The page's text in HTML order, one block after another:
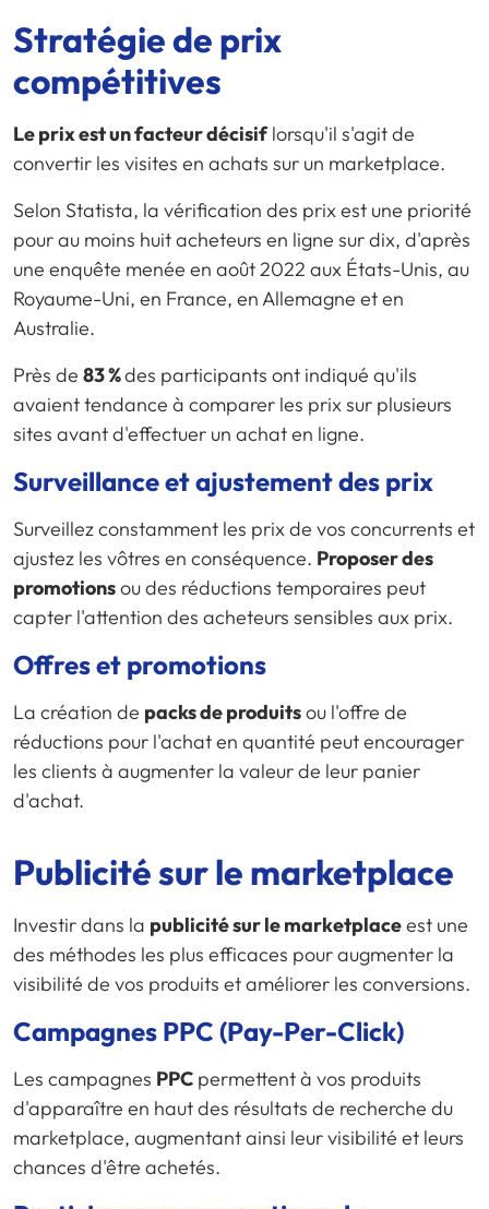
Stratégie de prix
compétitives
Le prix est un facteur décisiflorsqu'il s'agit de
convertir les visites en achats sur un marketplace.
Selon Statista, la vérification des prix est une priorité
pour au moins huit acheteurs en ligne sur dix, d'après
une enquête menée en août 2022 aux États-Unis, au
Royaume-Uni, en France, en Allemagne et en
Australie.
Près de 83 %des participants ont indiqué qu'ils
avaient tendance à comparer les prix sur plusieurs
sites avant d'effectuer un achat en ligne.
Surveillance et ajustement des prix
Surveillez constamment les prix de vos concurrents et
ajustez les vôtres en conséquence. Proposer des
promotionsou des réductions temporaires peut
capter l'attention des acheteurs sensibles aux prix.
Offres et promotions
La création de packs de produitsou l'offre de
réductions pour l'achat en quantité peut encourager
les clients à augmenter la valeur de leur panier
d'achat.
Publicité sur le marketplace
Investir dans la publicité sur le marketplaceest une
des méthodes les plus efficaces pour augmenter la
visibilité de vos produits et améliorer les conversions.
Campagnes PPC (Pay-Per-Click)
Les campagnes PPC permettent à vos produits
d'apparaître en haut des résultats de recherche du
marketplace, augmentant ainsi leur visibilité et leurs
chances d'être achetés.